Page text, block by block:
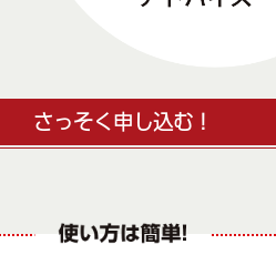
さっそく申し込む！